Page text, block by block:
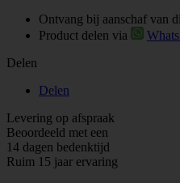
Ontvang bij aanschaf van
Product delen via
Delen
Delen
Levering op afspraak
Beoordeeld met een
14 dagen bedenktijd
Ruim 15 jaar ervaring